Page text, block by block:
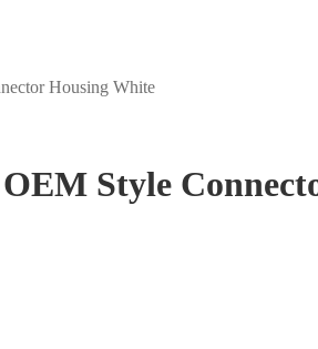
Housing White
Style